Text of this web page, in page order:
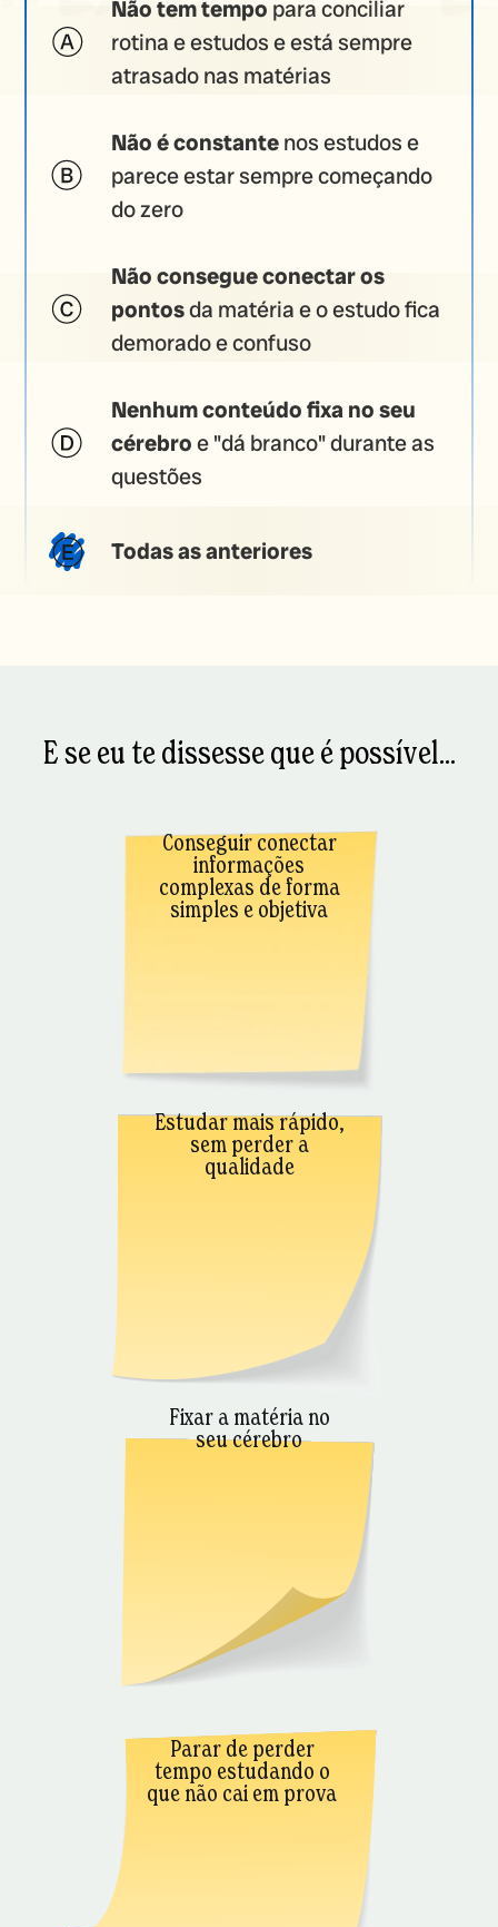
Não tem tempo para conciliar
rotina e estudos e está sempre
atrasado nas matérias
Não é constantenos estudos e
parece estar sempre começando
do zero
Não consegue conectar os
pontosda matéria e o estudo fica
demorado e confuso
Nenhum conteúdo fixa no seu
cérebroe "dá branco" durante as
questões
Todas as anteriores
E se eu te dissesse que é possível...
Conseguir conectar
informações
complexas de forma
simples e objetiva
Estudar mais rápido,
sem perder a
qualidade
Fixar a matéria no
seu cérebro
Parar de perder
tempo estudando o
que não cai em prova